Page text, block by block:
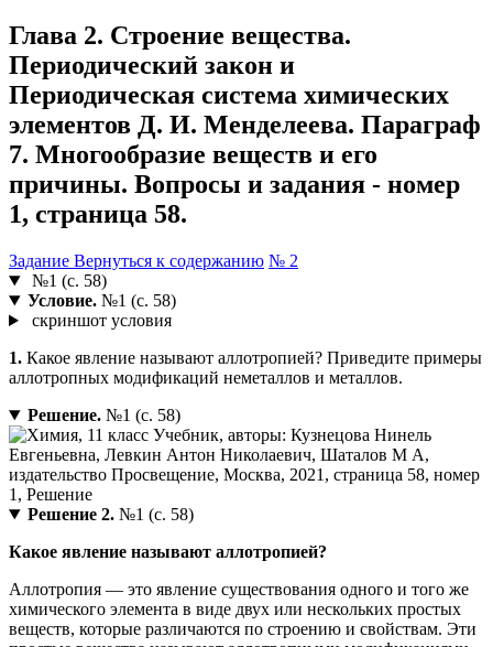
Глава 2. Строение вещества.
Периодический закон и
Периодическая система химических
элементов Д. И. Менделеева. Параграф
7. Многообразие веществ и его
причины. Вопросы и задания - номер
1, страница 58.
Задание Вернуться к содержанию № 2
№1 (с. 58)
Условие.№1 (с. 58)
скриншот условия
1. Какое явление называют аллотропией? Приведите примеры
аллотропных модификаций неметаллов и металлов.
Решение.№1 (с. 58)
Решение 2.№1 (с. 58)
Какое явление называют аллотропией?
Аллотропия — это явление существования одного и того же
химического элемента в виде двух или нескольких простых
веществ, которые различаются по строению и свойствам. Эти